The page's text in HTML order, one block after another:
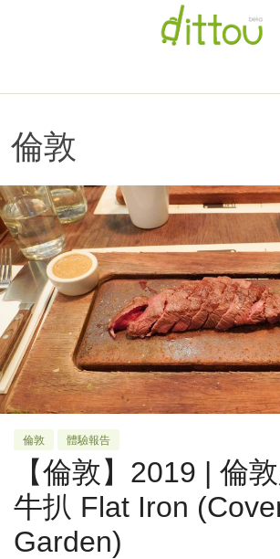
倫敦
倫敦 體驗報告
【倫敦】2019 | 倫
牛扒 Flat Iron
Garden)